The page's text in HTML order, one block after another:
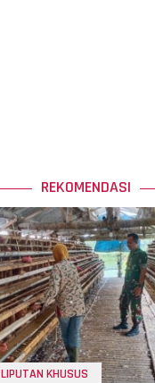
REKOMENDASI
LIPUTAN KHUSUS